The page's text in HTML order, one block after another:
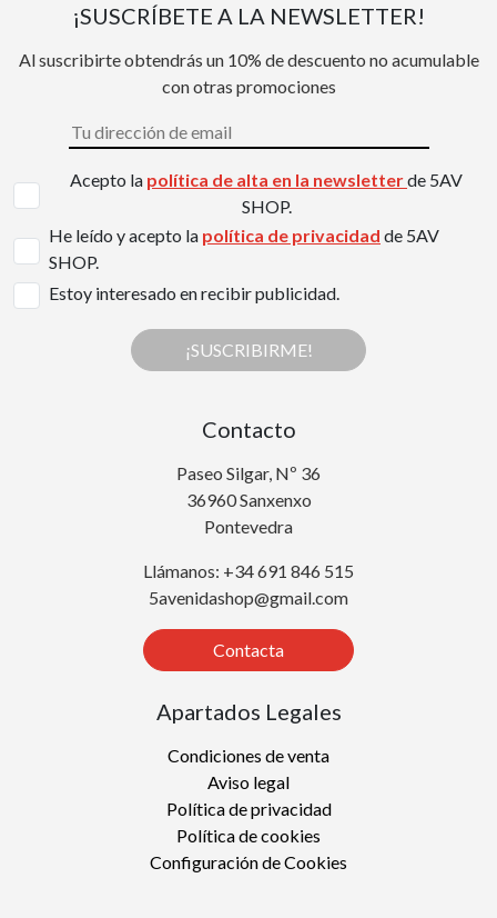
¡SUSCRÍBETE A LA NEWSLETTER!
Al suscribirte obtendrás un 10% de descuento no acumulable
con otras promociones
Acepto la política de alta en la newsletterde 5AV
SHOP.
He leído y acepto la política de privacidad de 5AV
SHOP.
Estoy interesado en recibir publicidad.
¡SUSCRIBIRME!
Contacto
Paseo Silgar, Nº 36
36960 Sanxenxo
Pontevedra
Llámanos: +34 691 846 515
5avenidashop@gmail.com
Contacta
Apartados Legales
Condiciones de venta
Aviso legal
Política de privacidad
Política de cookies
Configuración de Cookies